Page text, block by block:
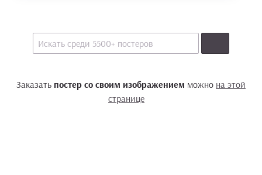
Заказать постер со своим изображением можно на этой
странице